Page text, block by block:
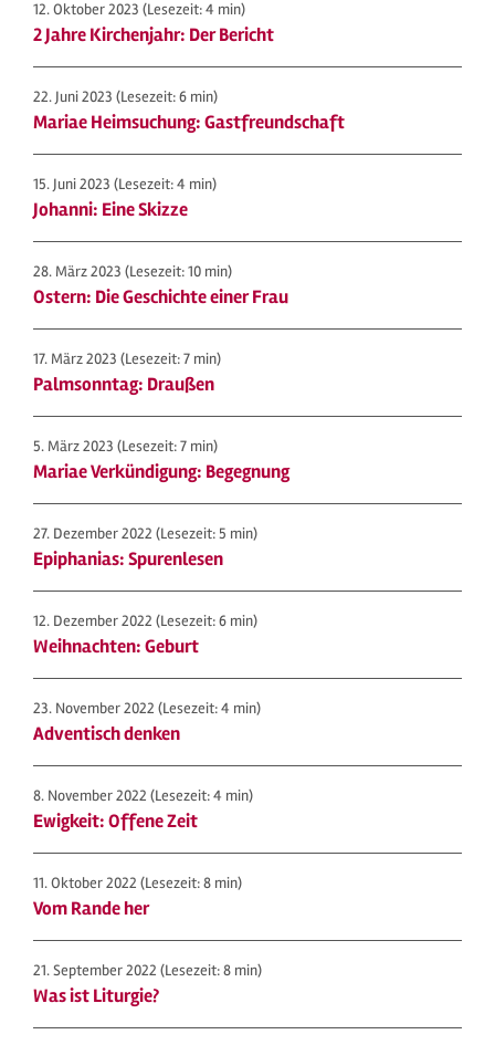
12. Oktober 2023 (Lesezeit: 4 min)
2 Jahre Kirchenjahr: Der Bericht
22. Juni 2023 (Lesezeit: 6 min)
Mariae Heimsuchung: Gastfreundschaft
15. Juni 2023 (Lesezeit: 4 min)
Johanni: Eine Skizze
28. März 2023 (Lesezeit: 10 min)
Ostern: Die Geschichte einer Frau
17. März 2023 (Lesezeit: 7 min)
Palmsonntag: Draußen
5. März 2023 (Lesezeit: 7 min)
Mariae Verkündigung: Begegnung
27. Dezember 2022 (Lesezeit: 5 min)
Epiphanias: Spurenlesen
12. Dezember 2022 (Lesezeit: 6 min)
Weihnachten: Geburt
23. November 2022 (Lesezeit: 4 min)
Adventisch denken
8. November 2022 (Lesezeit: 4 min)
Ewigkeit: Offene Zeit
11. Oktober 2022 (Lesezeit: 8 min)
Vom Rande her
21. September 2022 (Lesezeit: 8 min)
Was ist Liturgie?